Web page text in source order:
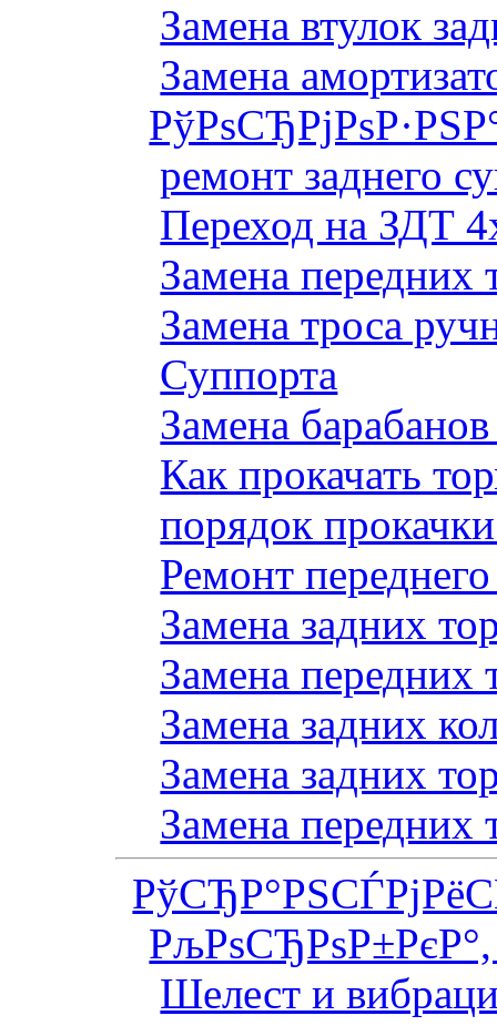
Замена втулок
Замена
ремонт заднего
Переход на ЗДТ
Замена передних
Замена троса
Суппорта
Замена
Как прокачать
порядок
Ремонт
Замена задних
Замена передних
Замена задних
Замена задних
Замена передних
Шелест и